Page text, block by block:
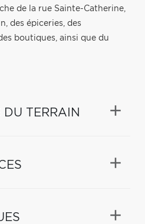
de la rue Sainte-Catherine,
des épiceries, des
boutiques, ainsi que du
DU TERRAIN